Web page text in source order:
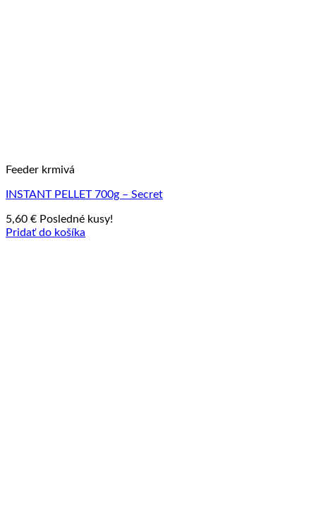
Feeder krmivá
INSTANT PELLET 700g – Secret
5,60 € Posledné kusy!
Pridať do košíka